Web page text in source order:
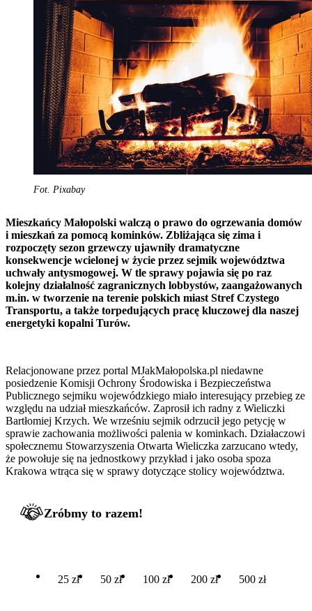
Fot. Pixabay
Mieszkańcy Małopolski walczą o prawo do ogrzewania domów
i mieszkań za pomocą kominków. Zbliżająca się zima i
rozpoczęty sezon grzewczy ujawniły dramatyczne
konsekwencje wcielonej w życie przez sejmik województwa
uchwały antysmogowej. W tle sprawy pojawia się po raz
kolejny działalność zagranicznych lobbystów, zaangażowanych
m.in. w tworzenie na terenie polskich miast Stref Czystego
Transportu, a także torpedujących pracę kluczowej dla naszej
energetyki kopalni Turów.
Relacjonowane przez portal MJakMałopolska.pl niedawne
posiedzenie Komisji Ochrony Środowiska i Bezpieczeństwa
Publicznego sejmiku wojewódzkiego miało interesujący przebieg ze
względu na udział mieszkańców. Zaprosił ich radny z Wieliczki
Bartłomiej Krzych. We wrześniu sejmik odrzucił jego petycję w
sprawie zachowania możliwości palenia w kominkach. Działaczowi
społecznemu Stowarzyszenia Otwarta Wieliczka zarzucano wtedy,
że powołuje się na jednostkowy przykład i jako osoba spoza
Krakowa wtrąca się w sprawy dotyczące stolicy województwa.
Zróbmy to razem!
25 zł 50 zł 100 zł 200 zł 500 zł